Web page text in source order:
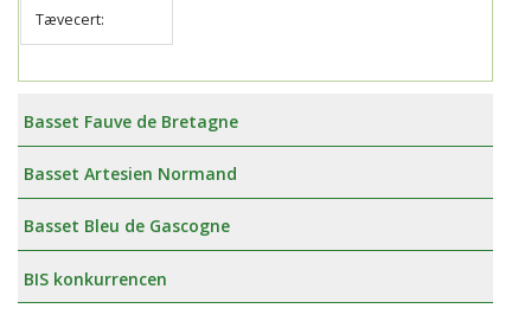
Tævecert:
Basset Fauve de Bretagne
Basset Artesien Normand
Basset Bleu de Gascogne
BIS konkurrencen